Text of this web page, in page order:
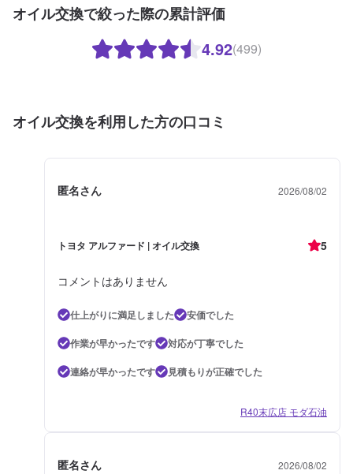
オイル交換で絞った際の累計評価
4.92(499)
オイル交換を利用した方の口コミ
匿名さん 2026/08/02
トヨタ アルファード | オイル交換 5
コメントはありません
仕上がりに満足しました
安価でした
作業が早かったです
対応が丁寧でした
連絡が早かったです
見積もりが正確でした
R40末広店 モダ石油
匿名さん 2026/08/02